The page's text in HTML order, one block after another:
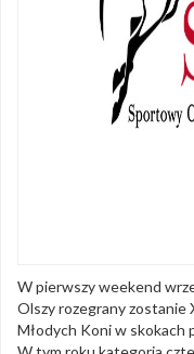
W pierwszy weekend
Olszy rozegrany
Młodych Koni w skokach